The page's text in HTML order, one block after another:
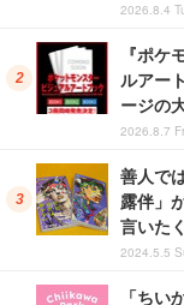
2026.8.4
『ポケ
ルアー
ージの
2026.8.7
善人で
露伴」
言いた
2024.5.5
「ちい